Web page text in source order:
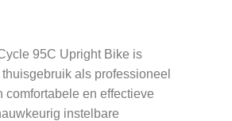
95C Upright Bike is
als professioneel
comfortabele en effectieve
instelbare